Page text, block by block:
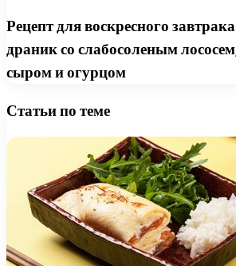
Рецепт для воскресного
драник со слабосоленым
сыром и огурцом
Статьи по теме